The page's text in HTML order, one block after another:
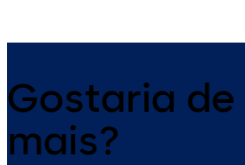
Gostaria
mais?